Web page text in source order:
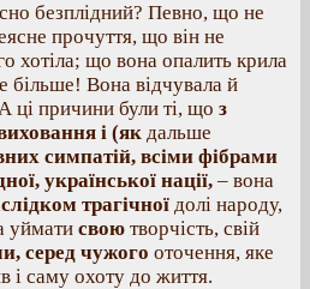
безплідний? Певно, що не
прочуття, що він не
хотіла; що вона опалить крила
більше! Вона відчувала й
ці причини були ті, що з
і (як дальше
симпатій, всіми фібрами
української нації, – вона
трагічної долі народу,
уймати свою творчість, свій
серед чужого оточення, яке
і саму охоту до життя.